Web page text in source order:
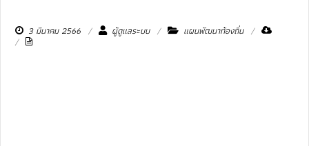
3 มีนาคม 2566 ผู้ดูแลระบบ แผนพัฒนาท้องถิ่น